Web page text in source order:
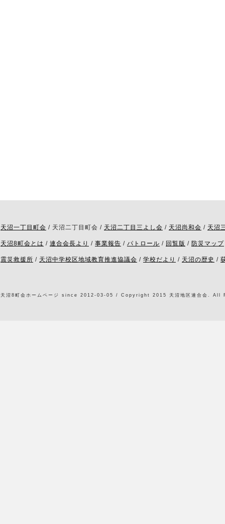
天沼一丁目町会 / 天沼二丁目町会 / 天沼二丁目三よし会 / 天沼尚和会 / 天沼
天沼8町会とは / 連合会長より / 事業報告 / パトロール / 回覧版 / 防災マップ
震災救援所 / 天沼中学校区地域教育推進協議会 / 学校だより / 天沼の歴史 /
天沼8町会ホームページ since 2012-03-05 / Copyright 2015 天沼地区連合会.